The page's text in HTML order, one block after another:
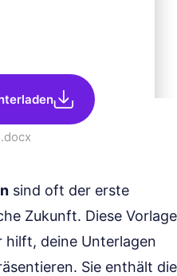
.docx
sind oft der erste
Zukunft. Diese Vorlage
hilft, deine Unterlagen
Sie enthält die